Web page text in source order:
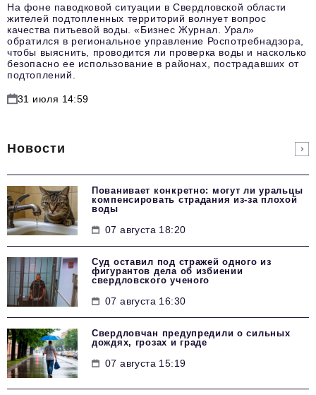
На фоне паводковой ситуации в Свердловской области
жителей подтопленных территорий волнует вопрос
качества питьевой воды. «Бизнес Журнал. Урал»
обратился в региональное управление Роспотребнадзора,
чтобы выяснить, проводится ли проверка воды и насколько
безопасно ее использование в районах, пострадавших от
подтоплений.
31 июля 14:59
Новости
Пованивает конкретно: могут ли уральцы
компенсировать страдания из-за плохой
воды
07 августа 18:20
Суд оставил под стражей одного из
фигурантов дела об избиении
свердловского ученого
07 августа 16:30
Свердловчан предупредили о сильных
дождях, грозах и граде
07 августа 15:19